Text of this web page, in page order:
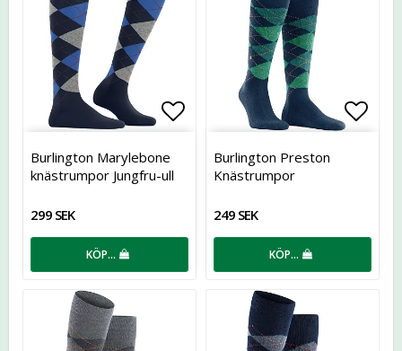
Lägg till i favoritlistan
Burlington Marylebone
knästrumpor Jungfru-ull
299 SEK
KÖP…
Burlington Preston
Knästrumpor
249 SEK
KÖP…